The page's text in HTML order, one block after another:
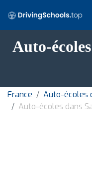
Auto-
France
Auto-écoles
Auto-écoles dans